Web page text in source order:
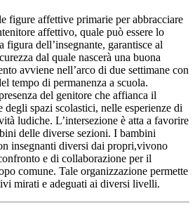
figure affettive primarie per abbracciare
affettivo, quale può essere lo
figura dell’insegnante, garantisce al
dal quale nascerà una buona
avviene nell’arco di due settimane con
tempo di permanenza a scuola.
del genitore che affianca il
degli spazi scolastici, nelle esperienze di
ludiche. L’intersezione è atta a favorire
delle diverse sezioni. I bambini
insegnanti diversi dai propri,vivono
e di collaborazione per il
comune. Tale organizzazione permette
mirati e adeguati ai diversi livelli.